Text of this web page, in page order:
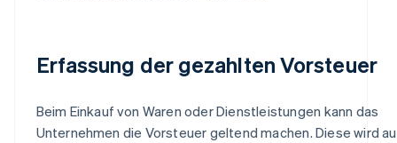
Erfassung der gezahlten Vorsteuer
Beim Einkauf von Waren oder Dienstleistungen kann das
Unternehmen die Vorsteuer geltend machen. Diese wird